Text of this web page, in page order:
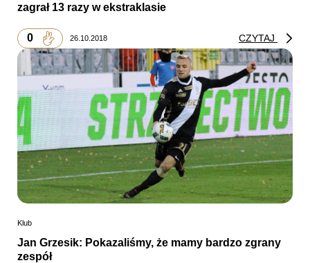
zagrał 13 razy w ekstraklasie
0 26.10.2018 CZYTAJ
Klub
Jan Grzesik: Pokazaliśmy, że mamy bardzo zgrany
zespół